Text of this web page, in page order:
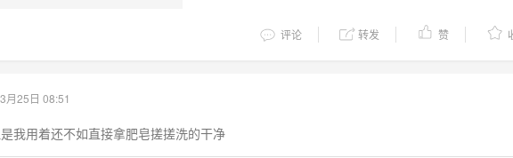
评论 转发 赞
3月25日 08:51
我用着还不如直接拿肥皂搓搓洗的干净